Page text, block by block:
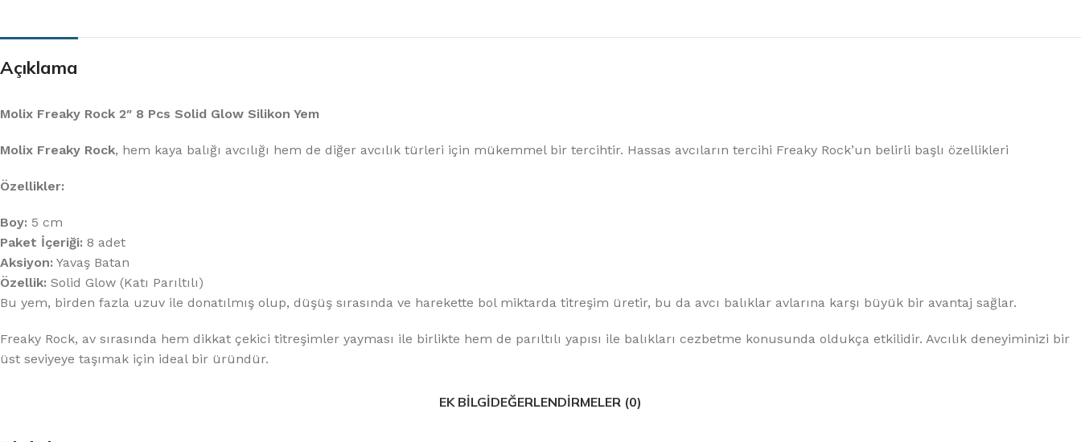
Jig Yemler
Kaşık Yemler
Zoka & Jig Olta İğneleri
Sazan Olta İğneleri
Alarm ve Ziller
Makas ve Penseler
Fırdöndü ve Klipsler
Genel Olta Makineleri
Kamış Çantaları
Balıkçı T-Shirt
Göl ve Düz Kamışlar
Fluorokarbon Misinalar
Açıklama
Molix Freaky Rock 2″ 8 Pcs Solid Glow Silikon Yem
Molix Freaky Rock, hem kaya balığı avcılığı hem de diğer avcılık türleri için mükemmel bir tercihtir. Hassas avcıların tercihi Freaky Rock’un belirli başlı özellikleri
Özellikler:
Boy: 5 cm
Paket İçeriği: 8 adet
Aksiyon: Yavaş Batan
Özellik: Solid Glow (Katı Parıltılı)
Bu yem, birden fazla uzuv ile donatılmış olup, düşüş sırasında ve harekette bol miktarda titreşim üretir, bu da avcı balıklar avlarına karşı büyük bir avantaj sağlar.
Freaky Rock, av sırasında hem dikkat çekici titreşimler yayması ile birlikte hem de parıltılı yapısı ile balıkları cezbetme konusunda oldukça etkilidir. Avcılık deneyiminizi bir
üst seviyeye taşımak için ideal bir üründür.
EK BILGIDEĞERLENDIRMELER (0)